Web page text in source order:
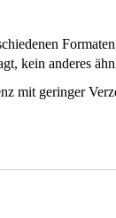
kein anderes
mit geringer